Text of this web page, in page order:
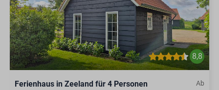
8,8
Ab
Ferienhaus in Zeeland für 4 Personen